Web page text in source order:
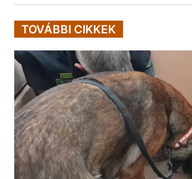
TOVÁBBI CIKKEK